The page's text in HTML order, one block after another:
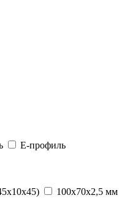
E-профиль
100x70x2,5 мм